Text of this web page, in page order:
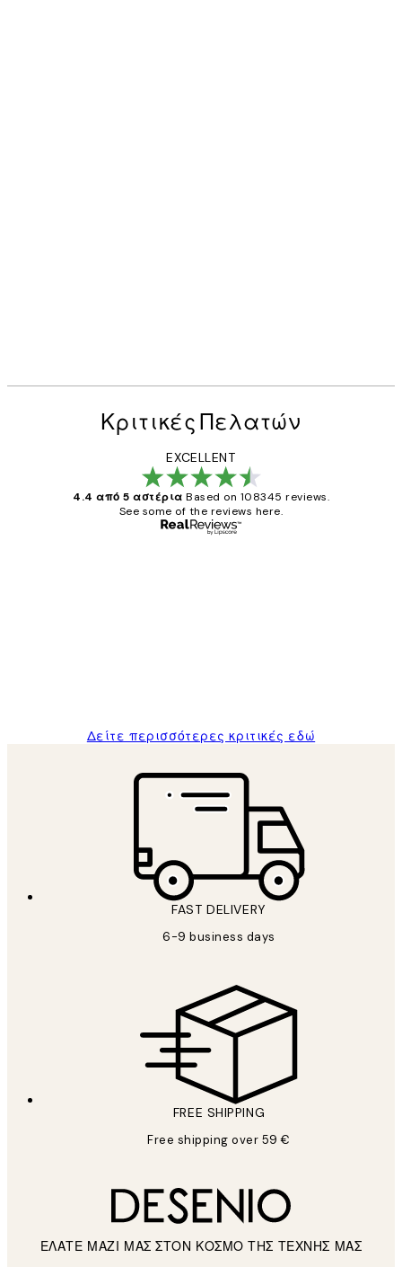
Κριτικές Πελατών
EXCELLENT
4.4 από 5 αστέρια Based on 108345 reviews.
See some of the reviews here.
Δείτε περισσότερες κριτικές εδώ
FAST DELIVERY
6-9 business days
FREE SHIPPING
Free shipping over 59 €
ΕΛΑΤΕ ΜΑΖΙ ΜΑΣ ΣΤΟΝ ΚΟΣΜΟ ΤΗΣ ΤΕΧΝΗΣ ΜΑΣ